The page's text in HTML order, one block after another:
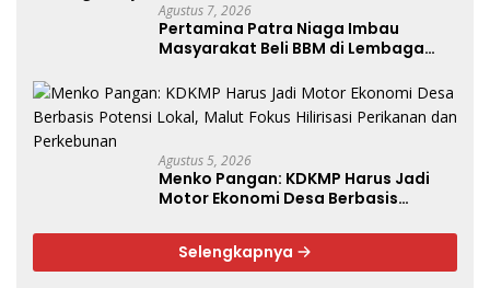
Agustus 7, 2026
Pertamina Patra Niaga Imbau
Masyarakat Beli BBM di Lembaga
Agustus 5, 2026
Menko Pangan: KDKMP Harus Jadi
Motor Ekonomi Desa Berbasis
Perikanan dan Perkebunan
Selengkapnya